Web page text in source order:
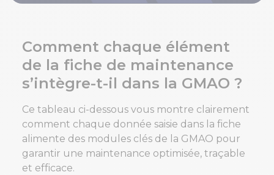
Comment chaque élément
de la fiche de maintenance
s’intègre-t-il dans la GMAO ?
Ce tableau ci-dessous vous montre clairement
comment chaque donnée saisie dans la fiche
alimente des modules clés de la GMAO pour
garantir une maintenance optimisée, traçable
et efficace.